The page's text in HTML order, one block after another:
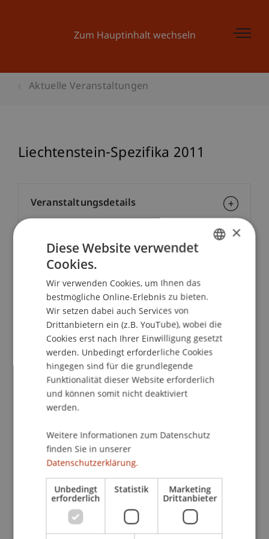
Zum Hauptinhalt wechseln
Aktuelle Veranstaltungen
Liechtenstein-Spezifika 2011
School/Professur:
Institut für Finanzdienstleistungen
Die TeilnehmerInnen erhalten einen Überblick
über die wirtschaftlichen, politischen, rechtlichen,
steuerlichen, kulturellen und sozialen
Charakteristika des Fürstentums Liechtenstein
und werden mit dessen Eigenheiten vertraut
Landes- und Unternehmenskultur verbessert
werden.
Bei dem Seminar handelt es sich um ein
Weiterbildungsangebot des Lehrstuhls für
Betriebswirtschaftslehre, Banking und Financial
Management.
Veranstaltungsdetails
Kontakt
×
Diese Website verwendet
Cookies.
Wir verwenden Cookies, um Ihnen das
bestmögliche Online-Erlebnis zu bieten.
Wir setzen dabei auch Services von
Drittanbietern ein (z.B. YouTube), wobei die
Cookies erst nach Ihrer Einwilligung gesetzt
werden. Unbedingt erforderliche Cookies
hingegen sind für die grundlegende
Funktionalität dieser Website erforderlich
und können somit nicht deaktiviert
werden.
Weitere Informationen zum Datenschutz
finden Sie in unserer
Datenschutzerklärung.
Unbedingt
erforderlich
Statistik Marketing
Drittanbieter